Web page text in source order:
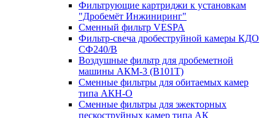
Фильтрующие картриджи к установкам
"Дробемёт Инжиниринг"
Сменный фильтр VESPA
Фильтр-свеча дробеструйной камеры КДО
СФ240/В
Воздушные фильтр для дробеметной
машины АКМ-3 (В101Т)
Сменные фильтры для обитаемых камер
типа АКН-О
Сменные фильтры для эжекторных
пескоструйных камер типа АК